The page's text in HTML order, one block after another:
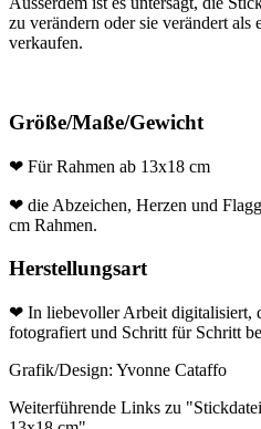
zu verändern oder sie verändert als
verkaufen.
Größe/Maße/Gewicht
❤ Für Rahmen ab 13x18 cm
❤ die Abzeichen, Herzen und
cm Rahmen.
Herstellungsart
❤ In liebevoller Arbeit digitalisiert,
fotografiert und Schritt für Schritt
Grafik/Design: Yvonne Cataffo
Weiterführende Links zu